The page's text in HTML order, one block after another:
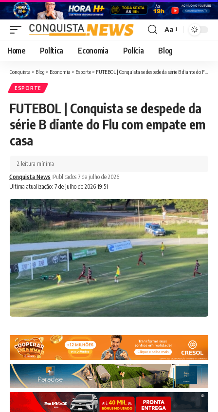
Font
Resizer
Aa
Home Política Economia Polícia Blog
Conquista > Blog > Economia > Esporte > FUTEBOL | Conquista se despede da série B diante do Flu com empate em casa
ESPORTE
FUTEBOL | Conquista se despede da
série B diante do Flu com empate em
casa
Ultima atualização: 7 de julho de 2026 19:51
Conquista News Publicados 7 de julho de 2026
2 leitura mínima